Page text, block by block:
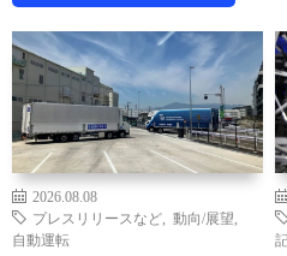
2026.08.08
プレスリリースなど
動向/展望
自動運転